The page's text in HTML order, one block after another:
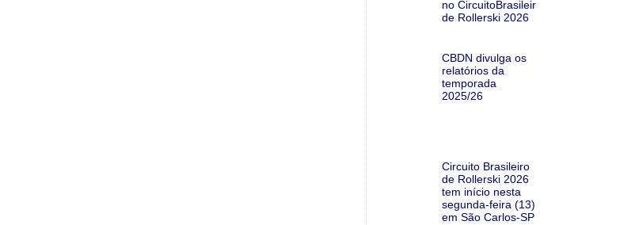
no CircuitoBrasileiro
de Rollerski 2026
CBDN divulga os
relatórios da
temporada
2025/26
Circuito Brasileiro
de Rollerski 2026
tem início nesta
segunda-feira (13)
em São Carlos-SP